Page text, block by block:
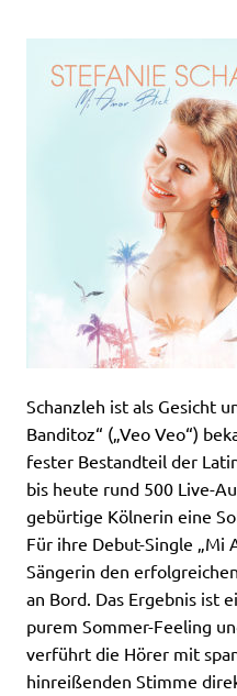
Schanzleh ist als Gesicht
Banditoz“ („Veo Veo“)
fester Bestandteil der
bis heute rund 500 Live-
gebürtige Kölnerin eine
Für ihre Debut-Single „Mi
Sängerin den
an Bord. Das Ergebnis ist
purem Sommer-Feeling
verführt die Hörer mit
hinreißenden Stimme